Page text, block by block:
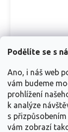
Podělíte se s
Ano, i náš web
vám budeme
prohlížení
k analýze
s
vám zobrazí
Třapatka
'Sunseekers
Echinacea
Skladem (45 ks)
389 Kč/ ks
Tato osvěžující
kompaktní